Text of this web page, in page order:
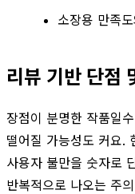
소장용 만족
리뷰 기반 단점
장점이 분명한 작품일
떨어질 가능성도 커요.
사용자 불만을 숫자로
반복적으로 나오는 주